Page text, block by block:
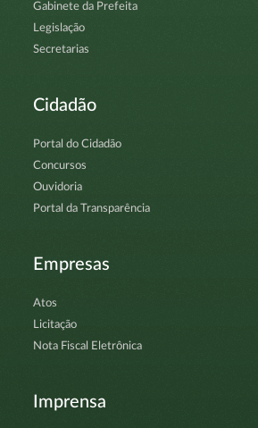
Gabinete da Prefeita
Legislação
Secretarias
Cidadão
Portal do Cidadão
Concursos
Ouvidoria
Portal da Transparência
Empresas
Atos
Licitação
Nota Fiscal Eletrônica
Imprensa